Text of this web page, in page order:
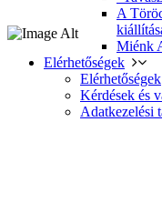
A
Miénk
Elérhetőségek
Elérhetőségek
Kérdések és
Adatkezelési